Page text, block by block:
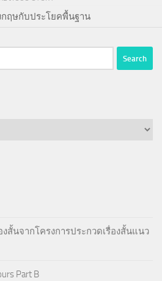
กฤษกับประโยคพื้นฐาน
งสั้นจากโครงการประกวดเรื่องสั้นแนว
Part B